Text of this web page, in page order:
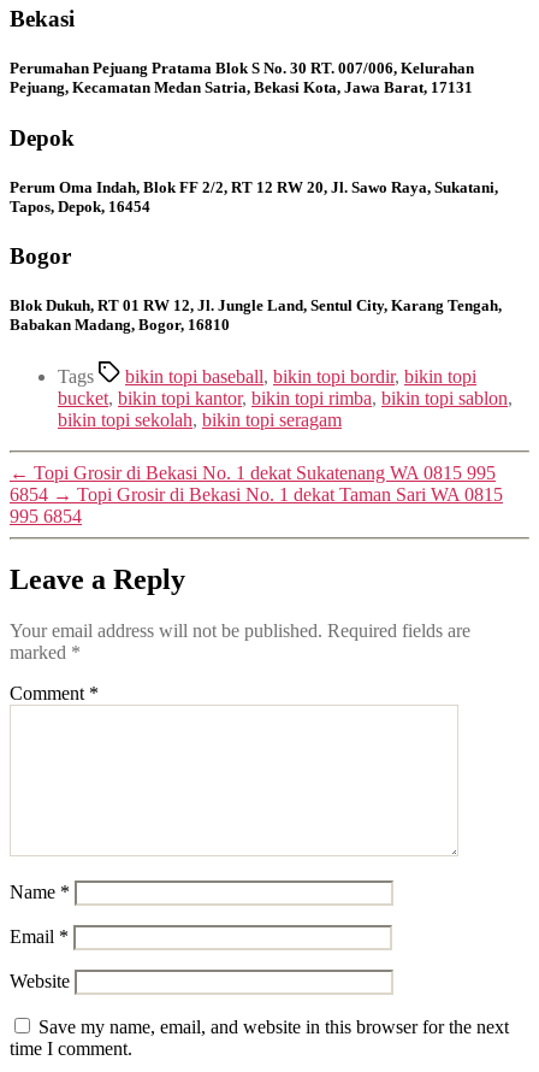
Bekasi
Perumahan Pejuang Pratama Blok S No. 30 RT. 007/006, Kelurahan
Pejuang, Kecamatan Medan Satria, Bekasi Kota, Jawa Barat, 17131
Depok
Perum Oma Indah, Blok FF 2/2, RT 12 RW 20, Jl. Sawo Raya, Sukatani,
Tapos, Depok, 16454
Bogor
Blok Dukuh, RT 01 RW 12, Jl. Jungle Land, Sentul City, Karang Tengah,
Babakan Madang, Bogor, 16810
Tags bikin topi baseball, bikin topi bordir, bikin topi
bucket, bikin topi kantor, bikin topi rimba, bikin topi sablon,
bikin topi sekolah, bikin topi seragam
← Topi Grosir di Bekasi No. 1 dekat Sukatenang WA 0815 995
6854 → Topi Grosir di Bekasi No. 1 dekat Taman Sari WA 0815
995 6854
Leave a Reply
Your email address will not be published. Required fields are
marked *
Comment *
Name *
Email *
Website
Save my name, email, and website in this browser for the next
time I comment.